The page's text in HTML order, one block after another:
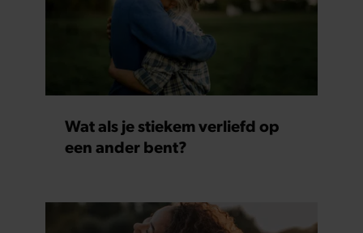
Wat als je stiekem verliefd op
een ander bent?